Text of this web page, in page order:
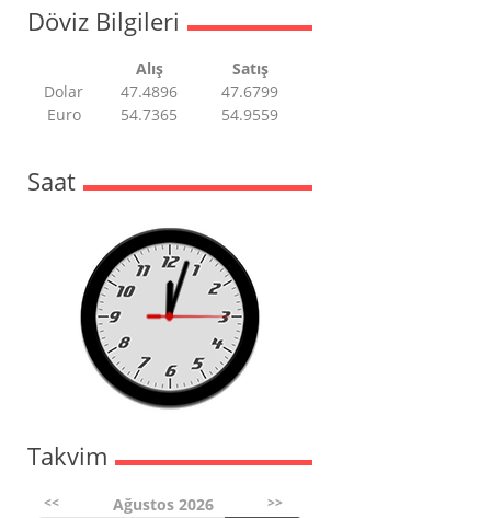
Döviz Bilgileri
Alış
Satış
Dolar
47.4896
47.6799
Euro
54.7365 54.9559
Saat
Takvim
<< Ağustos 2026 >>